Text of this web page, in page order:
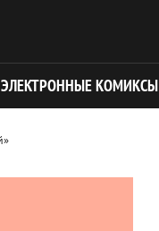
ЭЛЕКТРОННЫЕ КОМИКСЫ